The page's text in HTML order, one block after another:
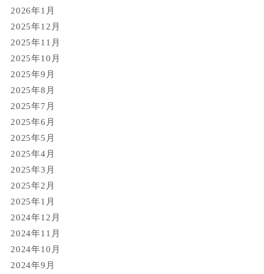
2026年1月
2025年12月
2025年11月
2025年10月
2025年9月
2025年8月
2025年7月
2025年6月
2025年5月
2025年4月
2025年3月
2025年2月
2025年1月
2024年12月
2024年11月
2024年10月
2024年9月